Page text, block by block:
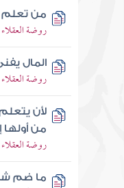
من تعلم
روضة
المال
روضة
لأن
من
روضة
ما ضم